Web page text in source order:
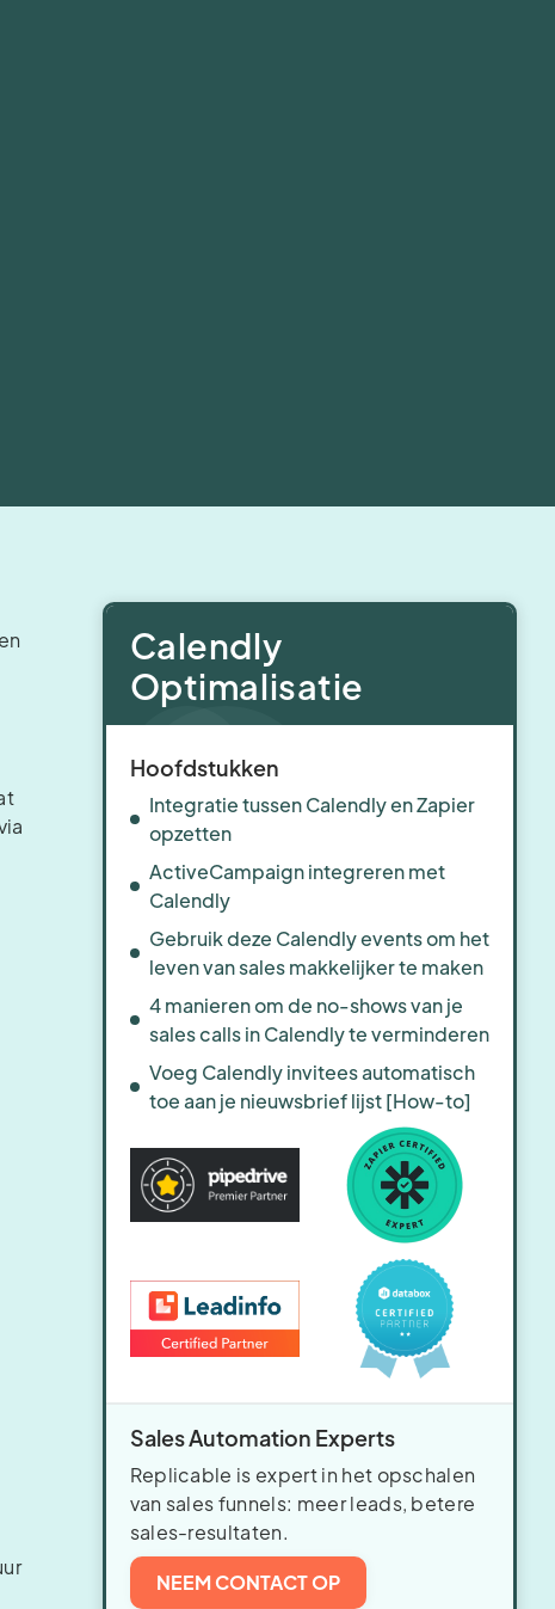
Calendly
Optimalisatie
Hoofdstukken
Integratie tussen Calendly en Zapier
opzetten
ActiveCampaign integreren met
Calendly
Gebruik deze Calendly events om het
leven van sales makkelijker te maken
4 manieren om de no-shows van je
sales calls in Calendly te verminderen
Voeg Calendly invitees automatisch
toe aan je nieuwsbrief lijst [How-to]
Sales Automation Experts
Replicable is expert in het opschalen
van sales funnels: meer leads, betere
sales-resultaten.
NEEM CONTACT OP